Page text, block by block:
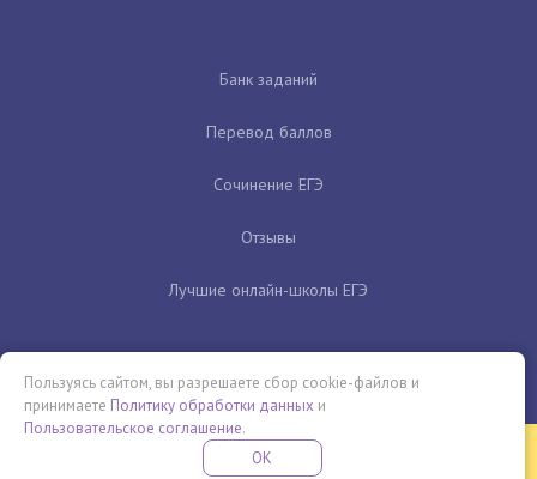
Банк заданий
Перевод баллов
Сочинение ЕГЭ
Отзывы
Лучшие онлайн-школы ЕГЭ
Бесплатная летняя школа
Пользуясь сайтом, вы разрешаете сбор cookie-файлов и
принимаете Политику обработки данных и
Пользовательское соглашение.
OK